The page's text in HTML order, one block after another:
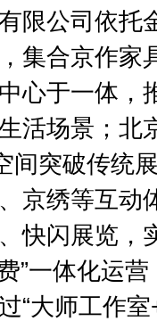
限公司依托
集合京作家
心于一体，
活场景；北
间突破传统
京绣等互动
快闪展览，
”一体化运营
“大师工作